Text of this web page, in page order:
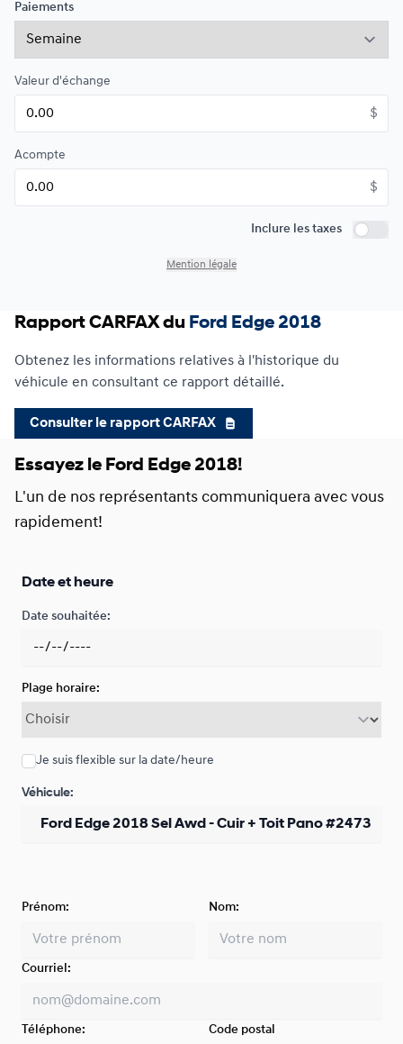
0.00 $ d'acompte • 9.99%
Paiements
Valeur d'échange
$
Acompte
$
Inclure les taxes
Inclure
Mention légale
Rapport CARFAX du Ford Edge 2018
Obtenez les informations relatives à l'historique du
véhicule en consultant ce rapport détaillé.
Consulter le rapport CARFAX
Essayez le Ford Edge 2018!
L'un de nos représentants communiquera avec vous
rapidement!
Date et heure
Date souhaitée:
Plage horaire:
Je suis flexible sur la date/heure
Véhicule:
Prénom: Nom:
Courriel:
Téléphone: Code postal